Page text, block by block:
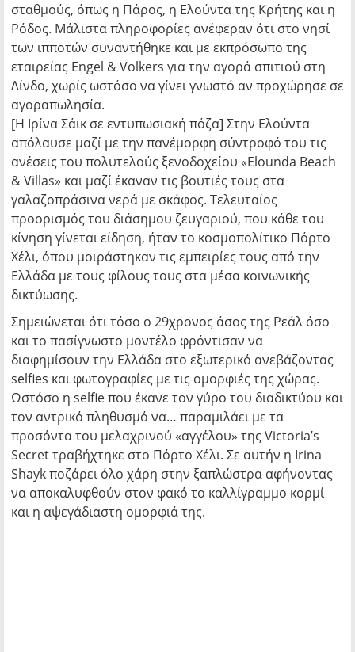
σταθμούς, όπως η Πάρος, η Ελούντα της Κρήτης και η
Ρόδος. Μάλιστα πληροφορίες ανέφεραν ότι στο νησί
των ιπποτών συναντήθηκε και με εκπρόσωπο της
εταιρείας Engel & Volkers για την αγορά σπιτιού στη
Λίνδο, χωρίς ωστόσο να γίνει γνωστό αν προχώρησε σε
αγοραπωλησία.
[Η Ιρίνα Σάικ σε εντυπωσιακή πόζα] Στην Ελούντα
απόλαυσε μαζί με την πανέμορφη σύντροφό του τις
ανέσεις του πολυτελούς ξενοδοχείου «Elounda Beach
& Villas» και μαζί έκαναν τις βουτιές τους στα
γαλαζοπράσινα νερά με σκάφος. Τελευταίος
προορισμός του διάσημου ζευγαριού, που κάθε του
κίνηση γίνεται είδηση, ήταν το κοσμοπολίτικο Πόρτο
Χέλι, όπου μοιράστηκαν τις εμπειρίες τους από την
Ελλάδα με τους φίλους τους στα μέσα κοινωνικής
δικτύωσης.
Σημειώνεται ότι τόσο ο 29χρονος άσος της Ρεάλ όσο
και το πασίγνωστο μοντέλο φρόντισαν να
διαφημίσουν την Ελλάδα στο εξωτερικό ανεβάζοντας
selfies και φωτογραφίες με τις ομορφιές της χώρας.
Ωστόσο η selfie που έκανε τον γύρο του διαδικτύου και
τον αντρικό πληθυσμό να… παραμιλάει με τα
προσόντα του μελαχρινού «αγγέλου» της Victoria’s
Secret τραβήχτηκε στο Πόρτο Χέλι. Σε αυτήν η Irina
Shayk ποζάρει όλο χάρη στην ξαπλώστρα αφήνοντας
να αποκαλυφθούν στον φακό το καλλίγραμμο κορμί
και η αψεγάδιαστη ομορφιά της.